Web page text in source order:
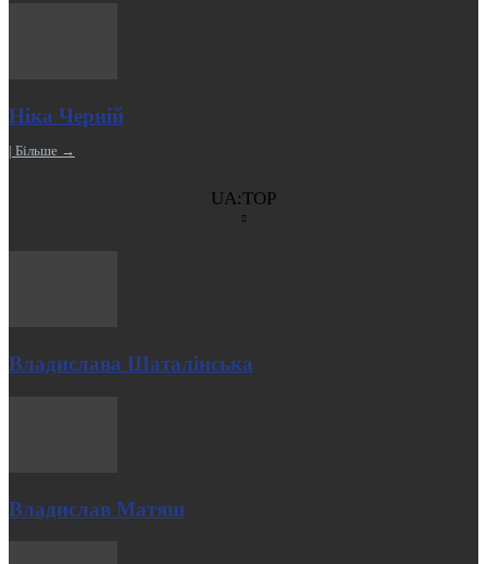
Ніка Черній
| Більше →
UA:TOP
Владислава Шаталінська
Владислав Матяш